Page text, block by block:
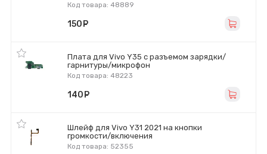
Код товара: 48889
150
Плата для Vivo Y35 с разъемом зарядки/
гарнитуры/микрофон
Код товара: 48223
140
Шлейф для Vivo Y31 2021 на кнопки
громкости/включения
Код товара: 52355